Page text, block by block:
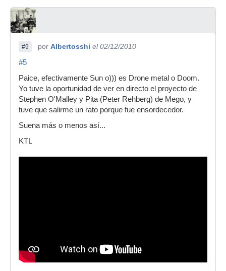
#9 por Albertosshi el 02/12/2010
#5
Paice, efectivamente Sun o))) es Drone metal o Doom.
Yo tuve la oportunidad de ver en directo el proyecto de
Stephen O'Malley y Pita (Peter Rehberg) de Mego, y
tuve que salirme un rato porque fue ensordecedor.
Suena más o menos así...
KTL